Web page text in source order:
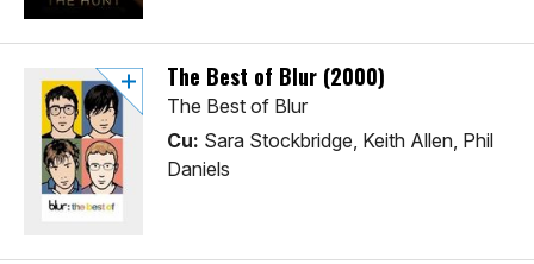
The Best of Blur (2000)
The Best of Blur
Cu: Sara Stockbridge, Keith Allen, Phil
Daniels